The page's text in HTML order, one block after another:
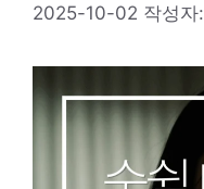
2025-10-02 작성자: